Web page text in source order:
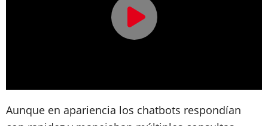
Aunque en apariencia los chatbots respondían